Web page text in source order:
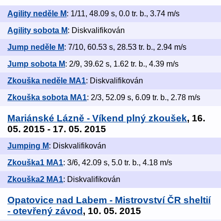
Agility neděle M: 1/11, 48.09 s, 0.0 tr. b., 3.74 m/s
Agility sobota M: Diskvalifikován
Jump neděle M: 7/10, 60.53 s, 28.53 tr. b., 2.94 m/s
Jump sobota M: 2/9, 39.62 s, 1.62 tr. b., 4.39 m/s
Zkouška neděle MA1: Diskvalifikován
Zkouška sobota MA1: 2/3, 52.09 s, 6.09 tr. b., 2.78 m/s
Mariánské Lázně - Víkend plný zkoušek, 16.
05. 2015 - 17. 05. 2015
Jumping M: Diskvalifikován
Zkouška1 MA1: 3/6, 42.09 s, 5.0 tr. b., 4.18 m/s
Zkouška2 MA1: Diskvalifikován
Opatovice nad Labem - Mistrovství ČR sheltií
- otevřený závod, 10. 05. 2015